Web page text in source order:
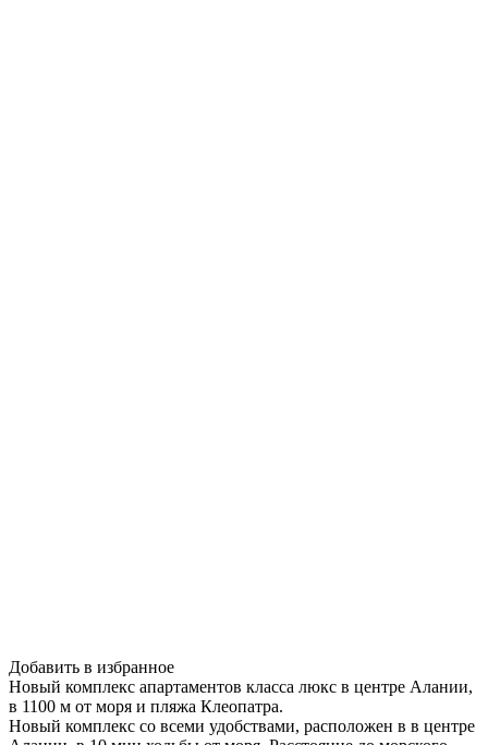
Добавить в избранное
Новый комплекс апартаментов класса люкс в центре Алании,
в 1100 м от моря и пляжа Клеопатра.
Новый комплекс со всеми удобствами, расположен в в центре